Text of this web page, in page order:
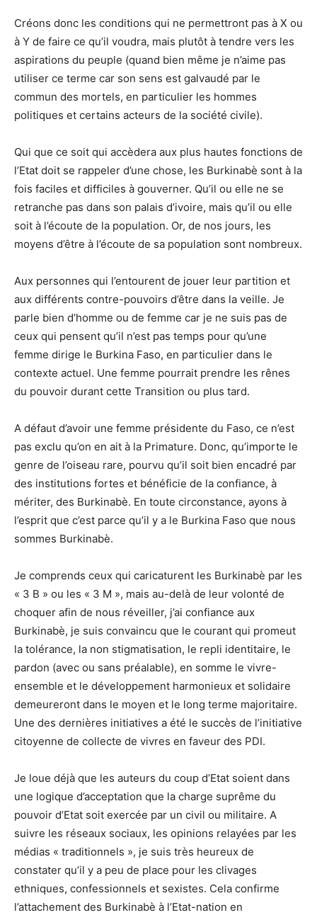
Créons donc les conditions qui ne permettront pas à X ou
à Y de faire ce qu’il voudra, mais plutôt à tendre vers les
aspirations du peuple (quand bien même je n’aime pas
utiliser ce terme car son sens est galvaudé par le
commun des mortels, en particulier les hommes
politiques et certains acteurs de la société civile).
Qui que ce soit qui accèdera aux plus hautes fonctions de
l’Etat doit se rappeler d’une chose, les Burkinabè sont à la
fois faciles et difficiles à gouverner. Qu’il ou elle ne se
retranche pas dans son palais d’ivoire, mais qu’il ou elle
soit à l’écoute de la population. Or, de nos jours, les
moyens d’être à l’écoute de sa population sont nombreux.
Aux personnes qui l’entourent de jouer leur partition et
aux différents contre-pouvoirs d’être dans la veille. Je
parle bien d’homme ou de femme car je ne suis pas de
ceux qui pensent qu’il n’est pas temps pour qu’une
femme dirige le Burkina Faso, en particulier dans le
contexte actuel. Une femme pourrait prendre les rênes
du pouvoir durant cette Transition ou plus tard.
A défaut d’avoir une femme présidente du Faso, ce n’est
pas exclu qu’on en ait à la Primature. Donc, qu’importe le
genre de l’oiseau rare, pourvu qu’il soit bien encadré par
des institutions fortes et bénéficie de la confiance, à
mériter, des Burkinabè. En toute circonstance, ayons à
l’esprit que c’est parce qu’il y a le Burkina Faso que nous
sommes Burkinabè.
Je comprends ceux qui caricaturent les Burkinabè par les
« 3 B » ou les « 3 M », mais au-delà de leur volonté de
choquer afin de nous réveiller, j’ai confiance aux
Burkinabè, je suis convaincu que le courant qui promeut
la tolérance, la non stigmatisation, le repli identitaire, le
pardon (avec ou sans préalable), en somme le vivre-
ensemble et le développement harmonieux et solidaire
demeureront dans le moyen et le long terme majoritaire.
Une des dernières initiatives a été le succès de l’initiative
citoyenne de collecte de vivres en faveur des PDI.
Je loue déjà que les auteurs du coup d’Etat soient dans
une logique d’acceptation que la charge suprême du
pouvoir d’Etat soit exercée par un civil ou militaire. A
suivre les réseaux sociaux, les opinions relayées par les
médias « traditionnels », je suis très heureux de
constater qu’il y a peu de place pour les clivages
ethniques, confessionnels et sexistes. Cela confirme
l’attachement des Burkinabè à l’Etat-nation en